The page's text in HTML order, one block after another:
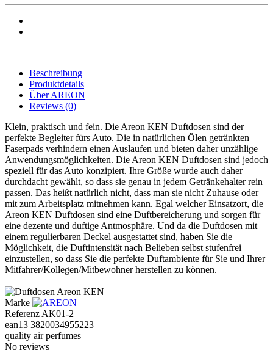
Beschreibung
Produktdetails
Über AREON
Reviews (0)
Klein, praktisch und fein. Die Areon KEN Duftdosen sind der
perfekte Begleiter fürs Auto. Die in natürlichen Ölen getränkten
Faserpads verhindern einen Auslaufen und bieten daher unzählige
Anwendungsmöglichkeiten. Die Areon KEN Duftdosen sind jedoch
speziell für das Auto konzipiert. Ihre Größe wurde auch daher
durchdacht gewählt, so dass sie genau in jedem Getränkehalter rein
passen. Das heißt natürlich nicht, dass man sie nicht Zuhause oder
mit zum Arbeitsplatz mitnehmen kann. Egal welcher Einsatzort, die
Areon KEN Duftdosen sind eine Duftbereicherung und sorgen für
eine dezente und duftige Antmosphäre. Und da die Duftdosen mit
einem regulierbaren Deckel ausgestattet sind, haben Sie die
Möglichkeit, die Duftintensität nach Belieben selbst stufenfrei
einzustellen, so dass Sie die perfekte Duftambiente für Sie und Ihrer
Mitfahrer/Kollegen/Mitbewohner herstellen zu können.
Marke
ReferenzAK01-2
ean13 3820034955223
quality air perfumes
No reviews